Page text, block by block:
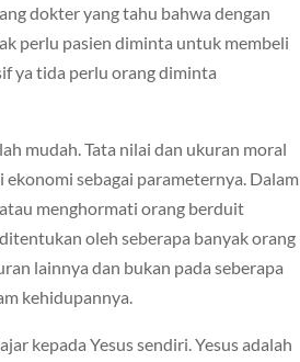
dokter yang tahu bahwa dengan
perlu pasien diminta untuk membeli
ya tida perlu orang diminta
mudah. Tata nilai dan ukuran moral
sebagai parameternya. Dalam
menghormati orang berduit
oleh seberapa banyak orang
lainnya dan bukan pada seberapa
kehidupannya.
kepada Yesus sendiri. Yesus adalah